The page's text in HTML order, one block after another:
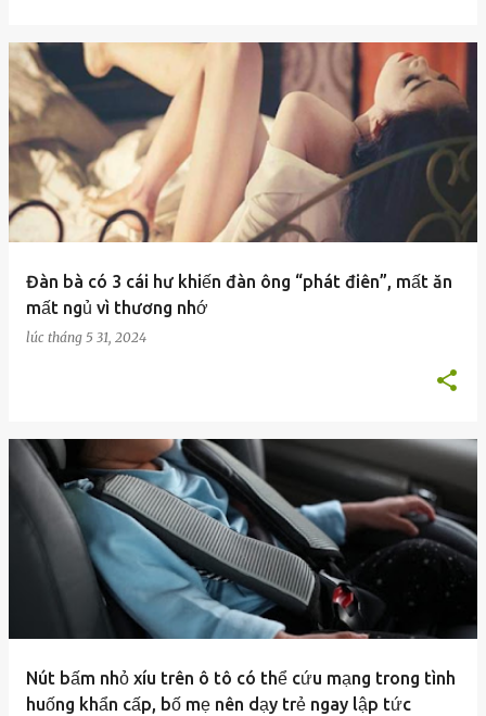
Đàn bà có 3 cái hư khiến đàn ông “phát điên”, mất ăn
mất ngủ vì thương nhớ
lúc tháng 5 31, 2024
Nút bấm nhỏ xíu trên ô tô có thể cứu mạng trong tình
huống khẩn cấp, bố mẹ nên dạy trẻ ngay lập tức